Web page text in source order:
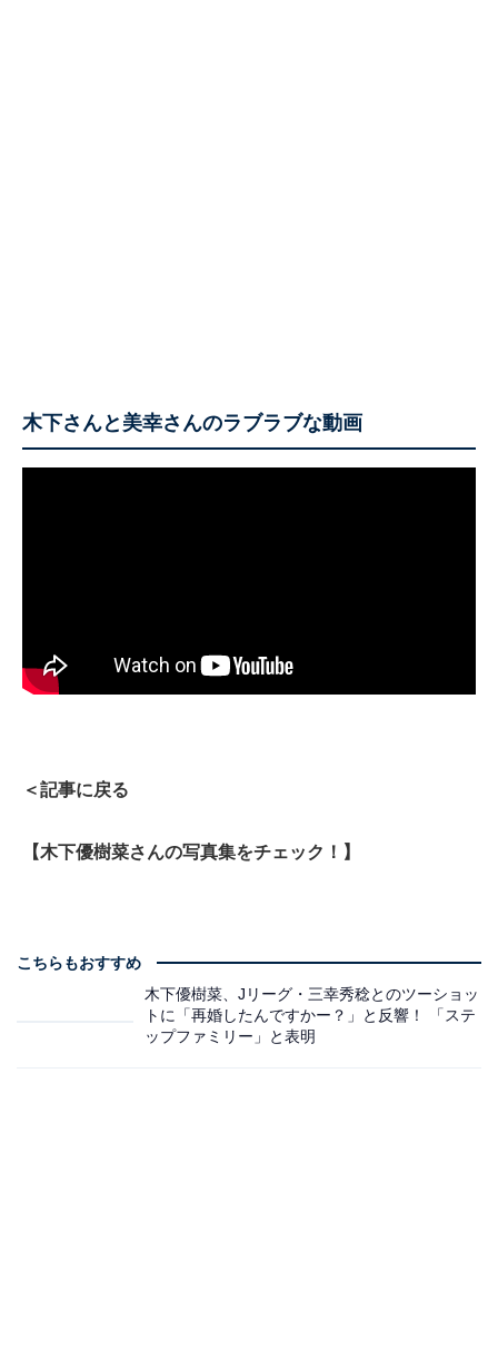
木下さんと美幸さんのラブラブな動画
＜記事に戻る
【木下優樹菜さんの写真集をチェック！】
こちらもおすすめ
木下優樹菜、Jリーグ・三幸秀稔とのツーショッ
トに「再婚したんですかー？」と反響！ 「ステ
ップファミリー」と表明